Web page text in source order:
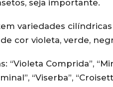
seja importante.
variedades
cor violeta, verde,
Comprida”,
“Viserba”,